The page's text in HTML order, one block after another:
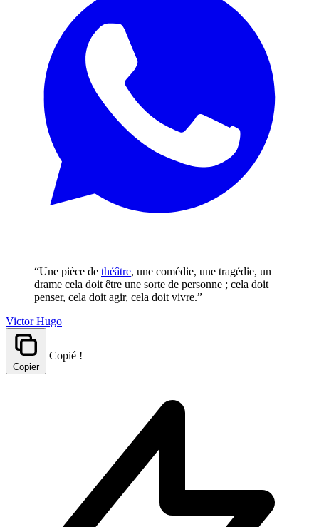
“Une pièce de théâtre, une comédie, une tragédie, un
drame cela doit être une sorte de personne ; cela doit
penser, cela doit agir, cela doit vivre.”
Victor Hugo
Copier
Copié !